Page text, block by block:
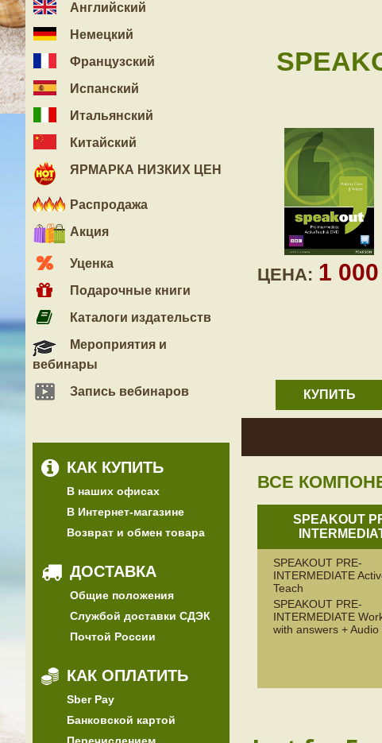
Английский
Немецкий
Французский
Испанский
Итальянский
Китайский
ЯРМАРКА НИЗКИХ ЦЕН
Распродажа
Акция
Уценка
Подарочные книги
Каталоги издательств
Мероприятия и
вебинары
Запись вебинаров
КАК КУПИТЬ
В наших офисах
В Интернет-магазине
Возврат и обмен товара
ДОСТАВКА
Общие положения
Службой доставки СДЭК
Почтой России
КАК ОПЛАТИТЬ
Sber Pay
Банковской картой
ЦЕНА: 1 000
КУПИТЬ
ВСЕ
SPEAKOUT
SPEAKOUT PRE-
INTERMEDIATE
Teach
SPEAKOUT PRE-
INTERMEDIATE
with answers + Audio